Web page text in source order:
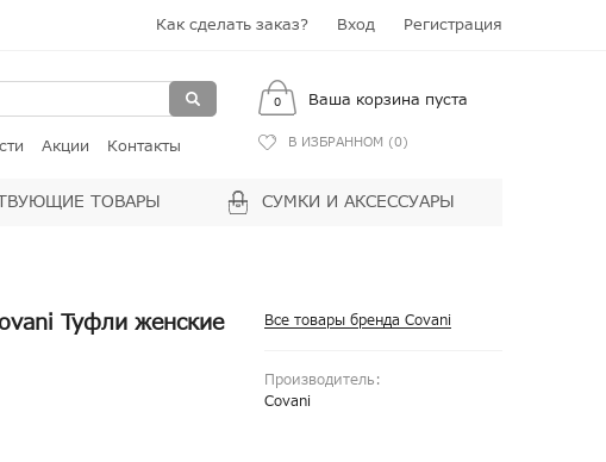
Как сделать заказ? Вход Регистрация
Акции Контакты
0 Ваша корзина пуста
В ИЗБРАННОМ (0)
ТОВАРЫ СУМКИ И АКСЕССУАРЫ
Все товары бренда Covani
Производитель:
Covani
Туфли женские